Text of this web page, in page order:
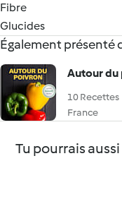
Fibre
Glucides
Également présenté
Autour du
10 Recettes
France
Tu pourrais